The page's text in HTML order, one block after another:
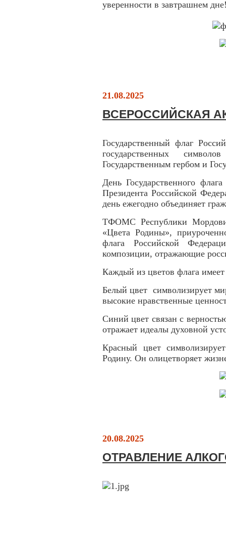
уверенности в завтрашнем
21.08.2025
ВСЕРОССИЙСКАЯ
Государственный флаг
государственных
Государственным гербом и
День Государственного
Президента Российской
день ежегодно объединяет
ТФОМС Республики
«Цвета Родины»,
флага Российской
композиции, отражающие
Каждый из цветов флага имеет
Белый цвет символизирует
высокие нравственные
Синий цвет связан с
отражает идеалы духовной
Красный цвет
Родину. Он олицетворяет
20.08.2025
ОТРАВЛЕНИЕ